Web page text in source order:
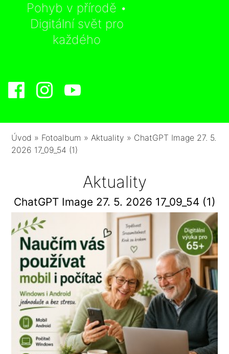
Pohyb v přírodě •
Digitální svět pro
každého
Úvod » Fotoalbum »Aktuality » ChatGPT Image 27. 5.
2026 17_09_54 (1)
Aktuality
ChatGPT Image 27. 5. 2026 17_09_54 (1)